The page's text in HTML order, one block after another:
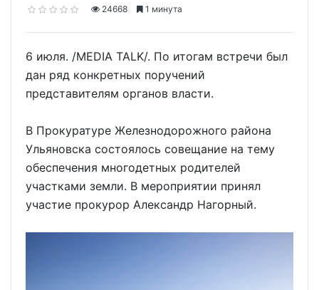
24668
1 минута
6 июля. /MEDIA TALK/. По итогам встречи был
дан ряд конкретных поручений
представителям органов власти.
В Прокуратуре Железнодорожного района
Ульяновска состоялось совещание на тему
обеспечения многодетных родителей
участками земли. В мероприятии принял
участие прокурор Александр Нагорный.